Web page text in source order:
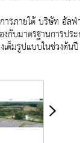
ารภายใต้ บริษัท อั
กับมาตรฐานการป
ต็มรูปแบบในช่วงต้น